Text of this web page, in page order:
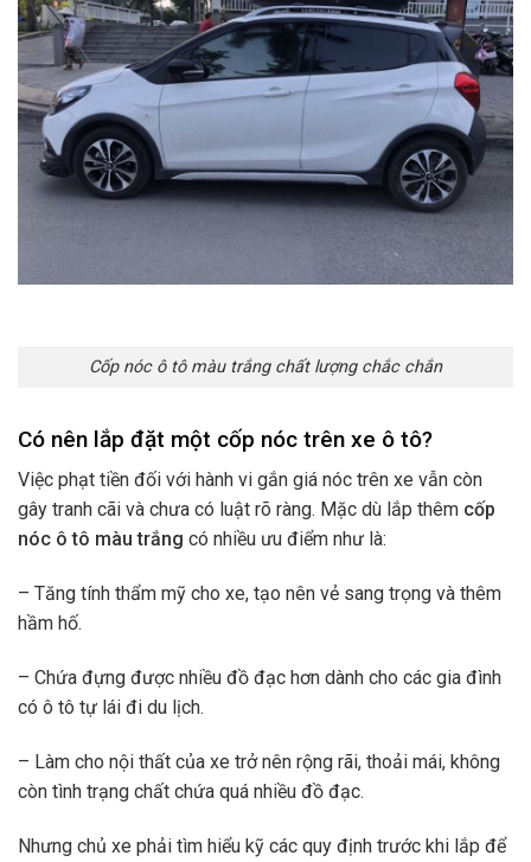
Cốp nóc ô tô màu trắng chất lượng chắc chắn
Có nên lắp đặt một cốp nóc trên xe ô tô?
Việc phạt tiền đối với hành vi gắn giá nóc trên xe vẫn còn
gây tranh cãi và chưa có luật rõ ràng. Mặc dù lắp thêm cốp
nóc ô tô màu trắng có nhiều ưu điểm như là:
– Tăng tính thẩm mỹ cho xe, tạo nên vẻ sang trọng và thêm
hầm hố.
– Chứa đựng được nhiều đồ đạc hơn dành cho các gia đình
có ô tô tự lái đi du lịch.
– Làm cho nội thất của xe trở nên rộng rãi, thoải mái, không
còn tình trạng chất chứa quá nhiều đồ đạc.
Nhưng chủ xe phải tìm hiểu kỹ các quy định trước khi lắp để